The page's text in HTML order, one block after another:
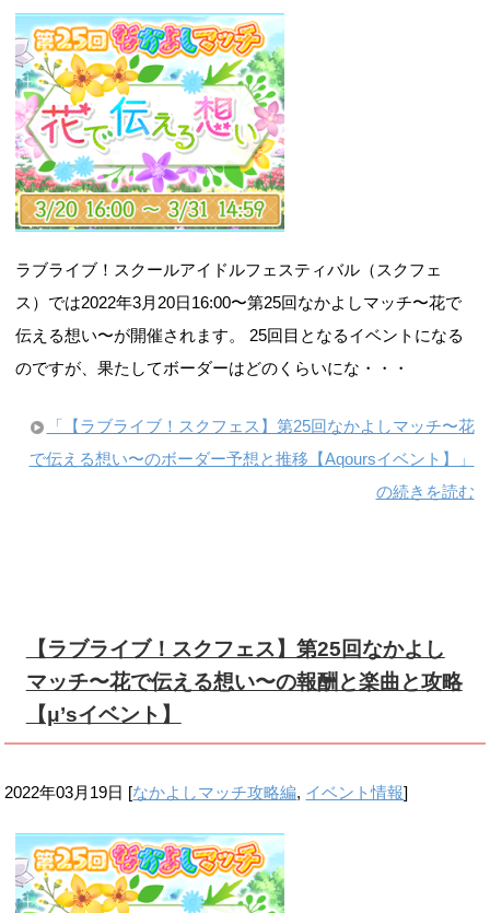
ラブライブ！スクールアイドルフェスティバル（スクフェ
ス）では2022年3月20日16:00〜第25回なかよしマッチ〜花で
伝える想い〜が開催されます。 25回目となるイベントになる
のですが、果たしてボーダーはどのくらいにな・・・
「【ラブライブ！スクフェス】第25回なかよしマッチ〜花
で伝える想い〜のボーダー予想と推移【Aqoursイベント】」
の続きを読む
【ラブライブ！スクフェス】第25回なかよし
マッチ〜花で伝える想い〜の報酬と楽曲と攻略
【μ’sイベント】
2022年03月19日 [なかよしマッチ攻略編, イベント情報]